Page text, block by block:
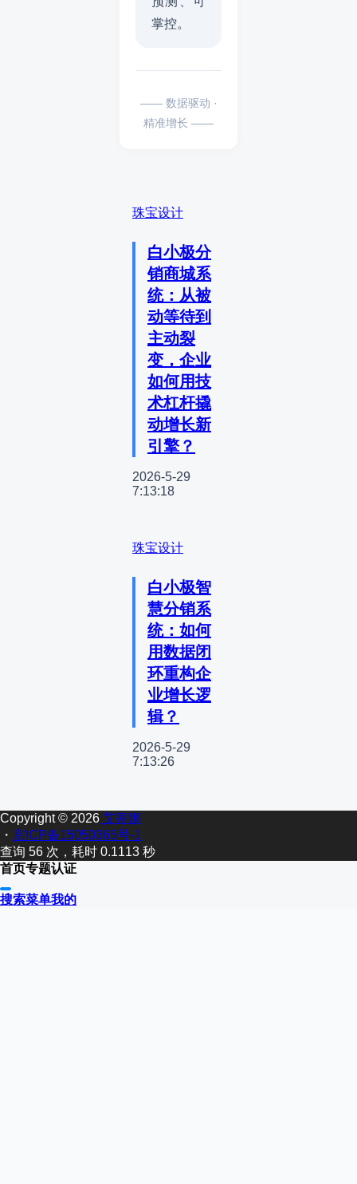
掌控。
—— 数据驱动 ·
精准增长 ——
珠宝设计
白小极分
销商城系
统：从被
动等待到
主动裂
变，企业
如何用技
术杠杆撬
动增长新
引擎？
2026-5-29
7:13:18
珠宝设计
白小极智
慧分销系
统：如何
用数据闭
环重构企
业增长逻
辑？
2026-5-29
7:13:26
Copyright © 2026 艾蒂娜
・ 京ICP备15050365号-1
查询 56 次，耗时 0.1113 秒
首页专题认证
搜索菜单我的